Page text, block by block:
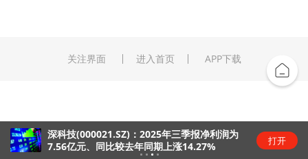
关注界面 进入首页 APP下载
深科技(000021.SZ)：2025年三季报净利润为
7.56亿元、同比较去年同期上涨14.27%
打开